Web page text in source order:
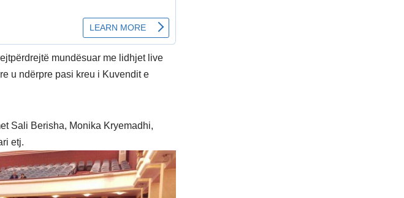
mundësuar me lidhjet live
u ndërpre pasi kreu i Kuvendit e
Sali Berisha, Monika Kryemadhi,
etj.